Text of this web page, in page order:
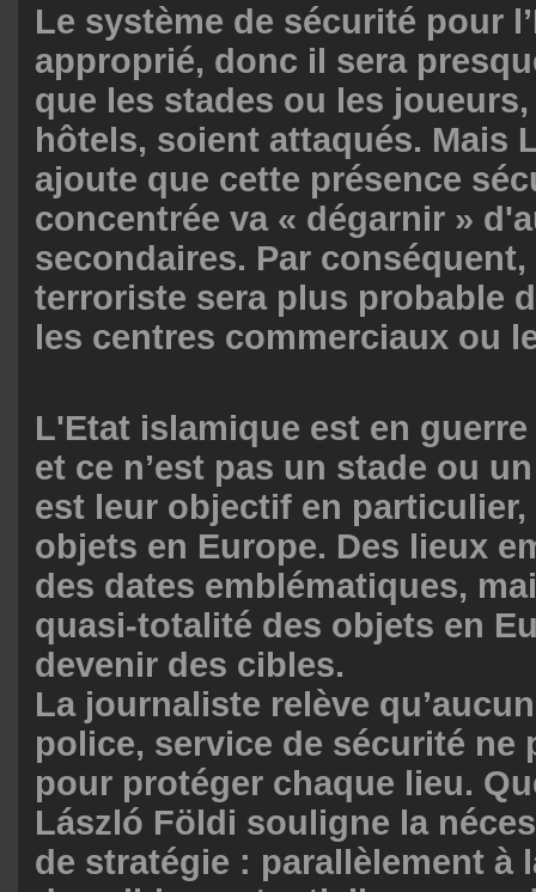
Le système de sécurité pour
approprié, donc il sera
que les stades ou les
hôtels, soient attaqués. Mais
ajoute que cette présence
concentrée va « dégarnir »
secondaires. Par
terroriste sera plus probable
les centres commerciaux ou
L'Etat islamique est en
et ce n’est pas un stade ou
est leur objectif en
objets en Europe. Des lieux
des dates emblématiques,
quasi-totalité des objets en
devenir des cibles.
La journaliste relève
police, service de sécurité ne
pour protéger chaque lieu.
László Földi souligne la
de stratégie : parallèlement à